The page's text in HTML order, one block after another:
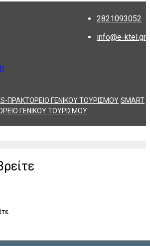
2821093052
info@e-ktel.gr
SMART
ΓΕΝΙΚΟΥ ΤΟΥΡΙΣΜΟΥ